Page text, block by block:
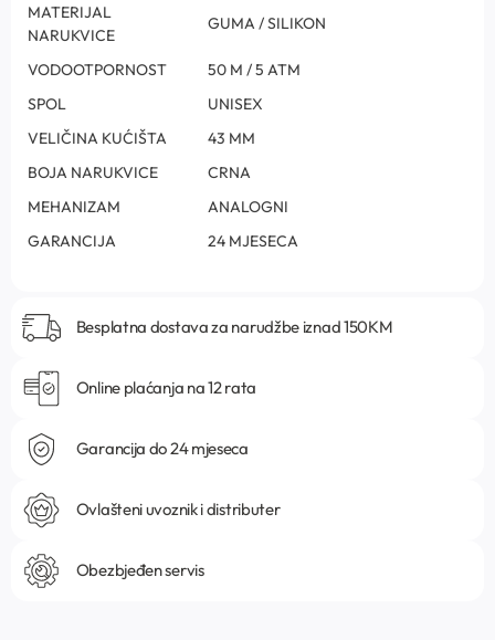
MATERIJAL
NARUKVICE
GUMA / SILIKON
VODOOTPORNOST
50 M / 5 ATM
SPOL
UNISEX
VELIČINA KUĆIŠTA
43 MM
BOJA NARUKVICE
CRNA
MEHANIZAM
ANALOGNI
GARANCIJA
24 MJESECA
Besplatna dostava za narudžbe iznad 150KM
Online plaćanja na 12 rata
Garancija do 24 mjeseca
Ovlašteni uvoznik i distributer
Obezbjeđen servis